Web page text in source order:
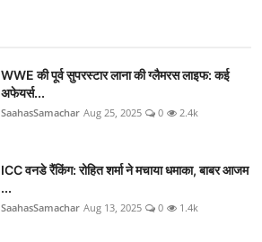
WWE की पूर्व सुपरस्टार लाना की ग्लैमरस लाइफ: कई
अफेयर्स...
SaahasSamachar Aug 25, 2025 0 2.4k
ICC वनडे रैंकिंग: रोहित शर्मा ने मचाया धमाका, बाबर आजम
...
SaahasSamachar Aug 13, 2025 0 1.4k